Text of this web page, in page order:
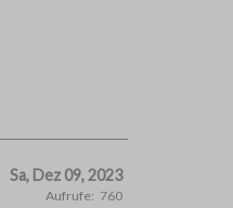
Sa, Dez 09, 2023
Aufrufe: 760